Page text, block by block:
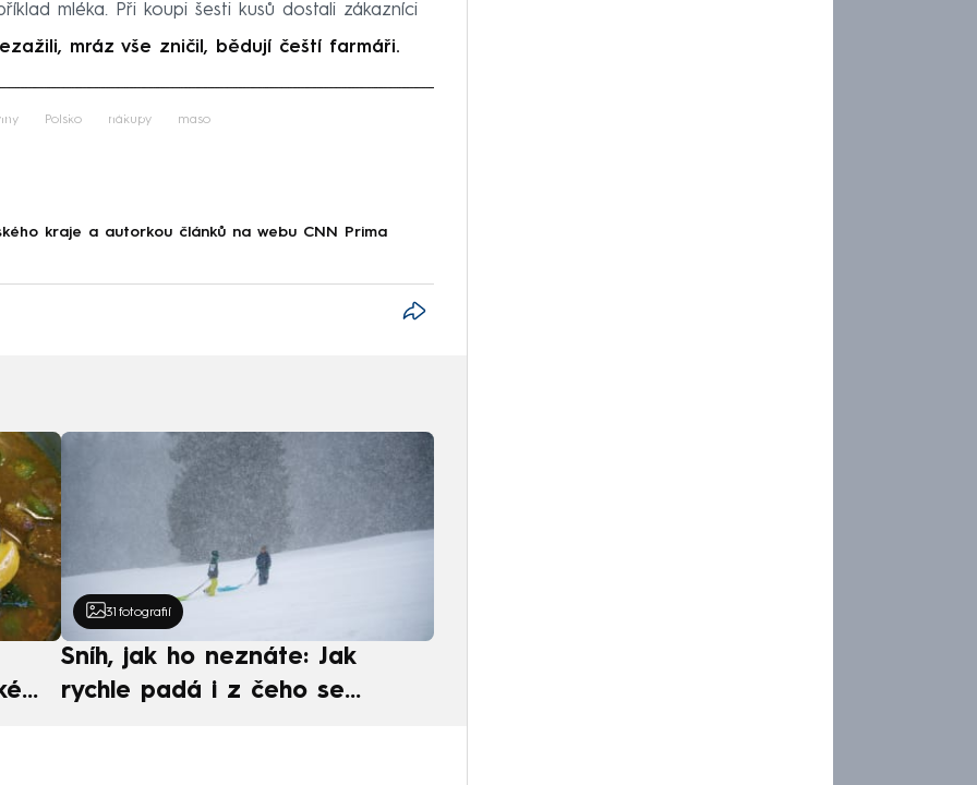
mléka. Při koupi šesti kusů dostali zákazníci
mráz vše zničil, bědují čeští farmáři.
to fetch
Polsko nákupy maso
kraje a autorkou článků na webu CNN Prima
31 fotografií
Sníh, jak ho neznáte: Jak
rychle padá i z čeho se